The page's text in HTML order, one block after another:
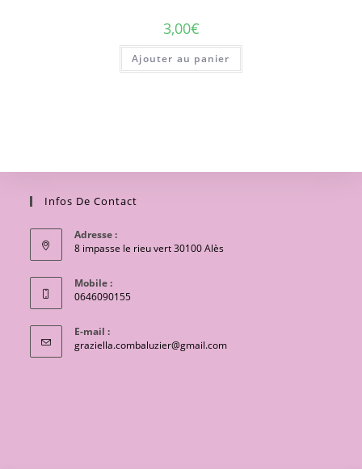
3,00€
Ajouter au panier
Infos De Contact
Adresse :
8 impasse le rieu vert 30100 Alès
Mobile :
0646090155
E-mail :
graziella.combaluzier@gmail.comS’ouvre